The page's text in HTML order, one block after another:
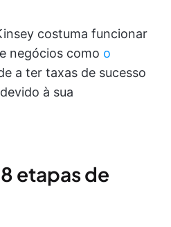
costuma funcionar
negócios como o
a ter taxas de sucesso
à sua
etapas de